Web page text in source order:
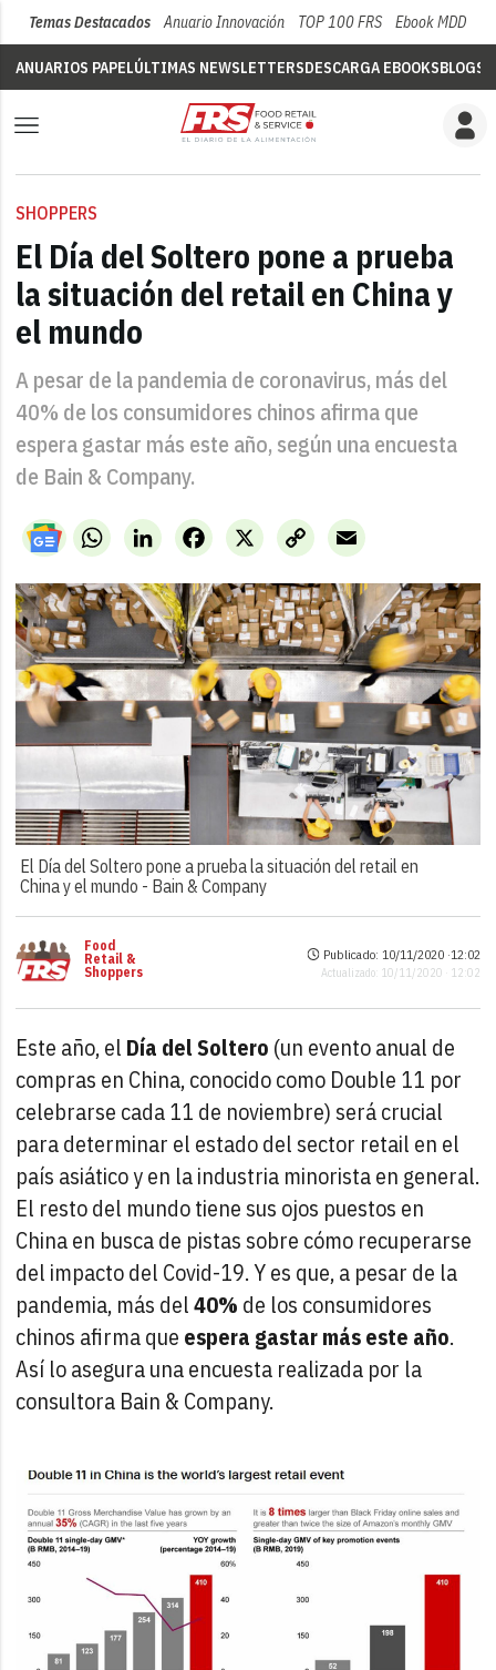
Temas Destacados Anuario Innovación TOP 100 FRS Ebook MDD
ANUARIOS PAPELÚLTIMAS NEWSLETTERSDESCARGA EBOOKSBLOGS
SHOPPERS
El Día del Soltero pone a prueba
la situación del retail en China y
el mundo
A pesar de la pandemia de coronavirus, más del
40% de los consumidores chinos afirma que
espera gastar más este año, según una encuesta
de Bain & Company.
WhatsAppLinkedIn X
Facebook
Copy
Link
Email
El Día del Soltero pone a prueba la situación del retail en
China y el mundo - Bain & Company
Food
Retail &
Shoppers
Publicado: 10/11/2020 ·12:02
Actualizado: 10/11/2020 · 12:02
Este año, el Día del Soltero (un evento anual de
compras en China, conocido como Double 11 por
celebrarse cada 11 de noviembre) será crucial
para determinar el estado del sector retail en el
país asiático y en la industria minorista en general.
El resto del mundo tiene sus ojos puestos en
China en busca de pistas sobre cómo recuperarse
del impacto del Covid-19. Y es que, a pesar de la
pandemia, más del40% de los consumidores
chinos afirma que espera gastar más este año.
Así lo asegura una encuesta realizada por la
consultora Bain & Company.